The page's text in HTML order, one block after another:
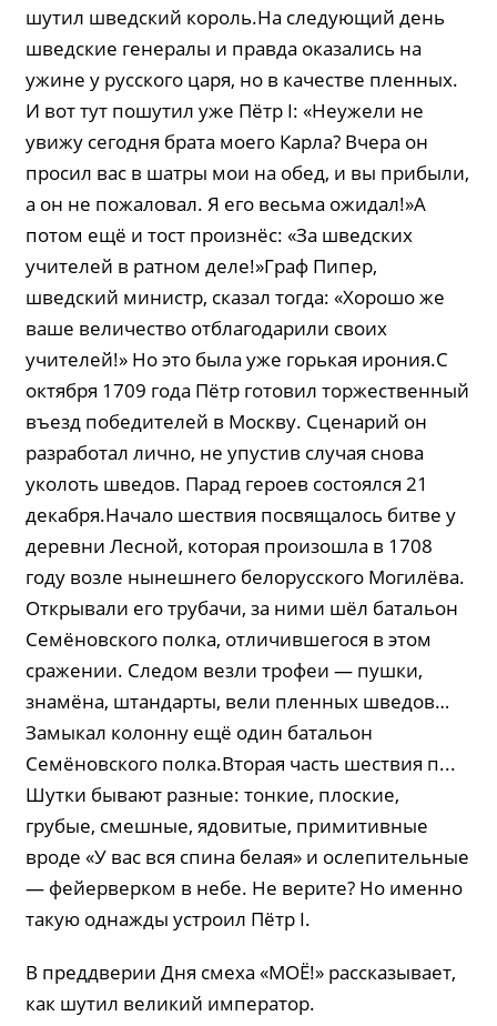
шутил шведский король.На следующий день
шведские генералы и правда оказались на
ужине у русского царя, но в качестве пленных.
И вот тут пошутил уже Пётр I: «Неужели не
увижу сегодня брата моего Карла? Вчера он
просил вас в шатры мои на обед, и вы прибыли,
а он не пожаловал. Я его весьма ожидал!»А
потом ещё и тост произнёс: «За шведских
учителей в ратном деле!»Граф Пипер,
шведский министр, сказал тогда: «Хорошо же
ваше величество отблагодарили своих
учителей!» Но это была уже горькая ирония.С
октября 1709 года Пётр готовил торжественный
въезд победителей в Москву. Сценарий он
разработал лично, не упустив случая снова
уколоть шведов. Парад героев состоялся 21
декабря.Начало шествия посвящалось битве у
деревни Лесной, которая произошла в 1708
году возле нынешнего белорусского Могилёва.
Открывали его трубачи, за ними шёл батальон
Семёновского полка, отличившегося в этом
сражении. Следом везли трофеи — пушки,
знамёна, штандарты, вели пленных шведов…
Замыкал колонну ещё один батальон
Семёновского полка.Вторая часть шествия п...
Шутки бывают разные: тонкие, плоские,
грубые, смешные, ядовитые, примитивные
вроде «У вас вся спина белая» и ослепительные
— фейерверком в небе. Не верите? Но именно
такую однажды устроил Пётр I.
В преддверии Дня смеха «МОЁ!» рассказывает,
как шутил великий император.